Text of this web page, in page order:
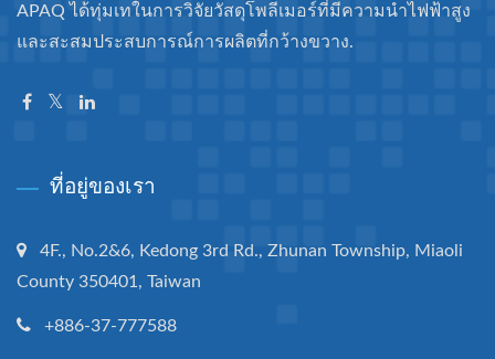
APAQ ได้ทุ่มเทในการวิจัยวัสดุโพลีเมอร์ที่มีความนำไฟฟ้าสูง
และสะสมประสบการณ์การผลิตที่กว้างขวาง.
ที่อยู่ของเรา
4F., No.2&6, Kedong 3rd Rd., Zhunan Township, Miaoli
County 350401, Taiwan
+886-37-777588